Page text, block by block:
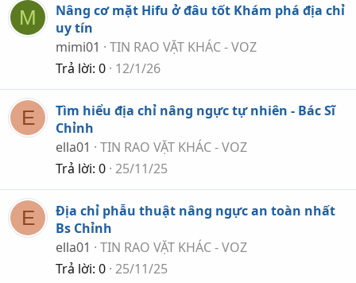
M
Nâng cơ mặt Hifu ở đâu tốt Khám phá địa chỉ
uy tín
mimi01
TIN RAO VẶT KHÁC - VOZ
Trả lời 0 12/1/26
E
Tìm hiểu địa chỉ nâng ngực tự nhiên - Bác Sĩ
Chỉnh
ella01
TIN RAO VẶT KHÁC - VOZ
Trả lời 0 25/11/25
E
Địa chỉ phẫu thuật nâng ngực an toàn nhất
Bs Chỉnh
ella01
TIN RAO VẶT KHÁC - VOZ
Trả lời 0 25/11/25